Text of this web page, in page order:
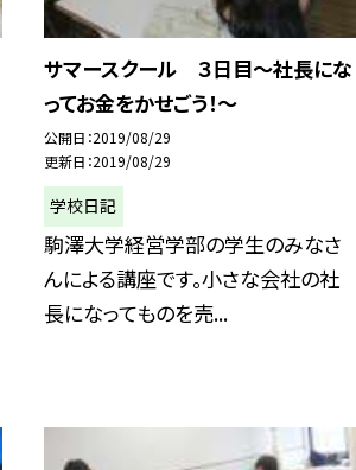
サマースクール ３日目〜社長にな
ってお金をかせごう！〜
公開日 2019/08/29
更新日 2019/08/29
学校日記
駒澤大学経営学部の学生のみなさ
んによる講座です。小さな会社の社
長になってものを売...